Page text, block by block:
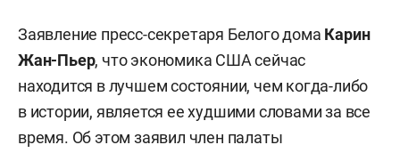
Заявление пресс-секретаря Белого дома Карин
Жан-Пьер, что экономика США сейчас
находится в лучшем состоянии, чем когда-либо
в истории, является ее худшими словами за все
время. Об этом заявил член палаты